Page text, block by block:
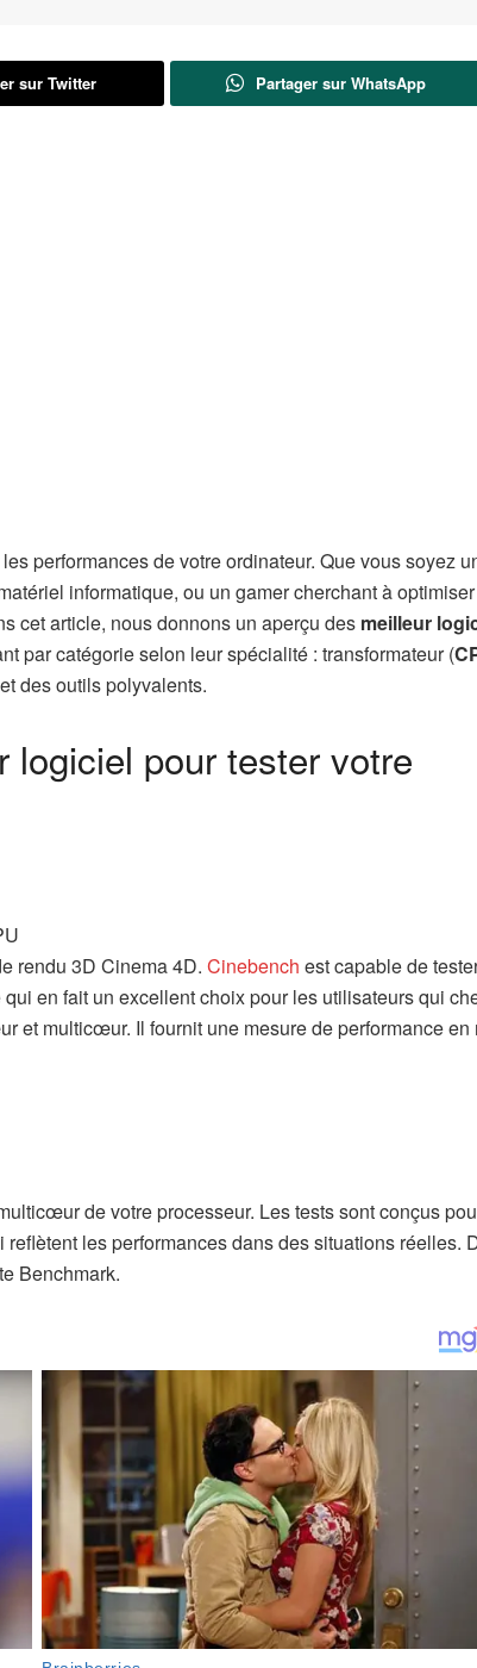
sur Twitter Partager sur WhatsApp
performances de votre ordinateur. Que vous soyez
informatique, ou un gamer cherchant à
cet article, nous donnons un aperçu des meilleur
par catégorie selon leur spécialité : transformateur (
des outils polyvalents.
logiciel pour tester votre
rendu 3D Cinema 4D. Cinebench est capable de
en fait un excellent choix pour les utilisateurs qui
et multicœur. Il fournit une mesure de performance en
de votre processeur. Les tests sont conçus
les performances dans des situations réelles.
Benchmark.